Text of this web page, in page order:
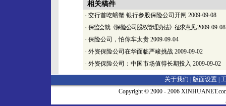
相关稿件
· 交行首吃螃蟹 银行参股保险公司开闸 2009-09-08
· 保监会就《保险公司股权管理办法》征求意见2009-09-08
· 保险公司，怕你车太贵 2009-09-04
· 外资保险公司在华面临严峻挑战 2009-09-02
· 外资保险公司：中国市场值得长期投入 2009-09-02
关于我们 | 版面设置
Copyright © 2000 - 2006